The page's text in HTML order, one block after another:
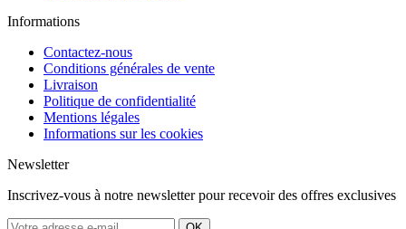
Informations
Contactez-nous
Conditions générales de vente
Livraison
Politique de confidentialité
Mentions légales
Informations sur les cookies
Newsletter
Inscrivez-vous à notre newsletter pour recevoir des offres exclusives